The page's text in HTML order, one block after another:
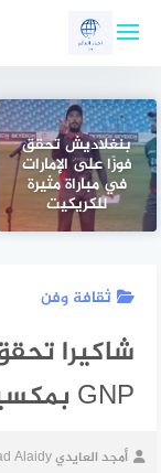
بنغلاديش تحقق
فوزًا على الإمارات
في مباراة مثيرة
للكريكيت
ثقافة وفن
GNP بمكسيكو سيتي
أمجد العايدي Amgad Alaidy